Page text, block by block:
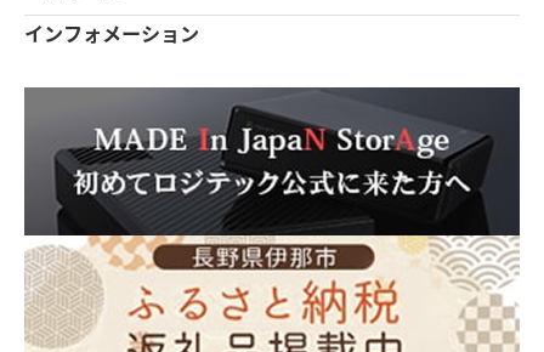
インフォメーション